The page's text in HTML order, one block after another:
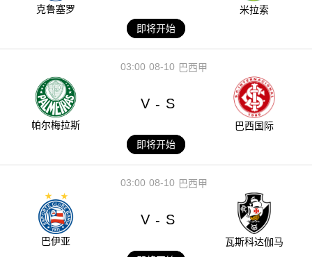
克鲁塞罗
米拉索
即将开始
08-10
03:00 巴西甲
帕尔梅拉斯
V - S
巴西国际
即将开始
08-10
03:00 巴西甲
巴伊亚
V - S
瓦斯科达伽马